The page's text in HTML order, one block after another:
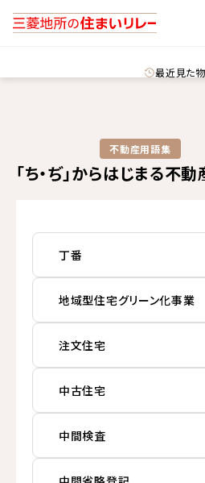
最近見た
不動産用語集​
「ち・ぢ」からはじまる不
丁番
地域型住宅グリーン化事業
注文住宅
中古住宅
中間検査